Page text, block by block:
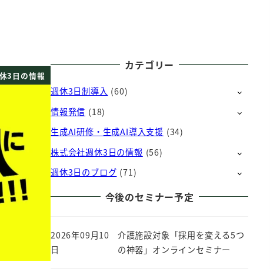
3日の情報
カテゴリー
週休3日制導入 (60)
情報発信 (18)
生成AI研修・生成AI導入支援 (34)
株式会社週休3日の情報 (56)
週休3日のブログ (71)
今後のセミナー予定
2026年09月10
日
介護施設対象「採用を変える5つ
の神器」オンラインセミナー